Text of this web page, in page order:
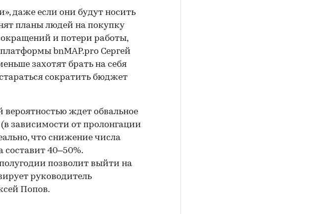
даже если они будут носить
планы людей на покупку
и потери работы,
bnMAP.pro Сергей
захотят брать на себя
сократить бюджет
вероятностью ждет обвальное
зависимости от пролонгации
что снижение числа
составит 40–50%.
позволит выйти на
руководитель
Попов.